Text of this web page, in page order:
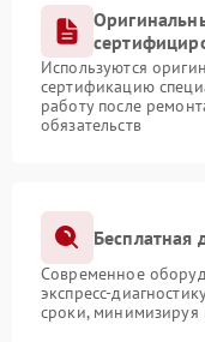
Используются
сертификацию
работу после
обязательств
Бесплатная
Современное
экспресс-
сроки, минимизируя